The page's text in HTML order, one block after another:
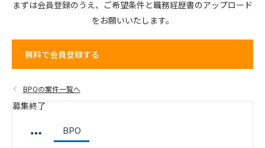
まずは会員登録のうえ、 ご希望条件と職務経歴書のアップロード
をお願いいたします。
無料で会員登録する
BPOの案件一覧へ
募集終了
BPO